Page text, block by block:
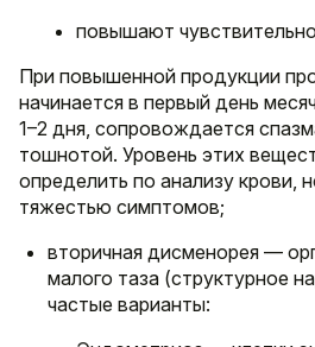
повышают
При повышенной продукции
начинается в первый день
1–2 дня, сопровождается
тошнотой. Уровень этих
определить по анализу крови,
тяжестью симптомов;
вторичная дисменорея —
малого таза (структурное
частые варианты: